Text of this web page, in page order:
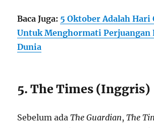
Baca Juga: 5 Oktober Adalah Hari
Untuk Menghormati Perjuangan
Dunia
5. The Times (Inggris)
Sebelum adaThe Guardian,The